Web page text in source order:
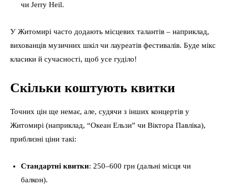
чи Jerry Heil.
У Житомирі часто додають місцевих талантів – наприклад,
вихованців музичних шкіл чи лауреатів фестивалів. Буде мікс
класики й сучасності, щоб усе гуділо!
Скільки коштують квитки
Точних цін ще немає, але, судячи з інших концертів у
Житомирі (наприклад, “Океан Ельзи” чи Віктора Павліка),
приблизні ціни такі:
Стандартні квитки: 250–600 грн (дальні місця чи
балкон).